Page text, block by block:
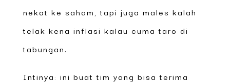
nekat ke saham, tapi juga males kalah
telak kena inflasi kalau cuma taro di
tabungan.
Intinya: ini buat tim yang bisa terima